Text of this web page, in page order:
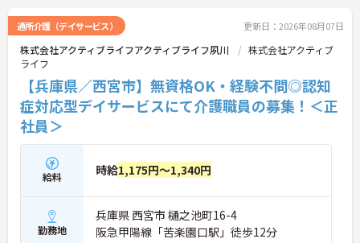
通所介護（デイサービス） 更新日：2026年08月07日
株式会社アクティブライフアクティブライフ夙川
株式会社アクティブ
ライフ
【兵庫県／西宮市】無資格OK・経験不問◎認知
症対応型デイサービスにて介護職員の募集！＜正
社員＞
給料 時給1,175円～1,340円
勤務地
兵庫県 西宮市 樋之池町16-4
阪急甲陽線「苦楽園口駅」徒歩12分